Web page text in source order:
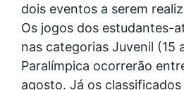
dois eventos a serem
Os jogos dos estudantes-
nas categorias Juvenil (15
Paralímpica ocorrerão
agosto. Já os